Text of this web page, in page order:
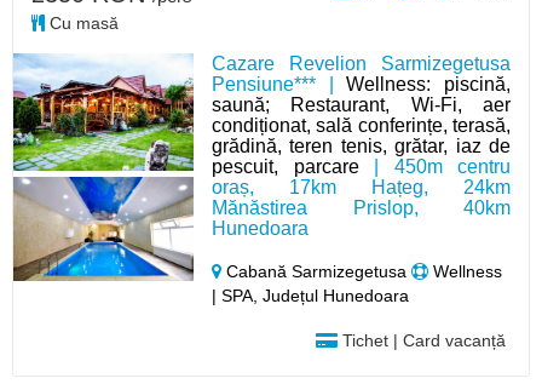
Cazare Revelion Sarmizegetusa
Pensiune*** |Wellness: piscină,
saună; Restaurant, Wi-Fi, aer
condiționat, sală conferințe, terasă,
grădină, teren tenis, grătar, iaz de
pescuit, parcare| 450m centru
oraș, 17km Hațeg, 24km
Mănăstirea Prislop, 40km
Hunedoara
Cabană Sarmizegetusa
Wellness
| SPA, Județul Hunedoara
Tichet | Card vacanță
Cu masă